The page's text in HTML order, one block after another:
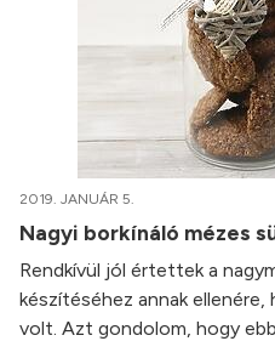
2019. JANUÁR 5.
Nagyi borkínáló mézes
Rendkívül jól értettek a
készítéséhez annak
volt. Azt gondolom, hogy